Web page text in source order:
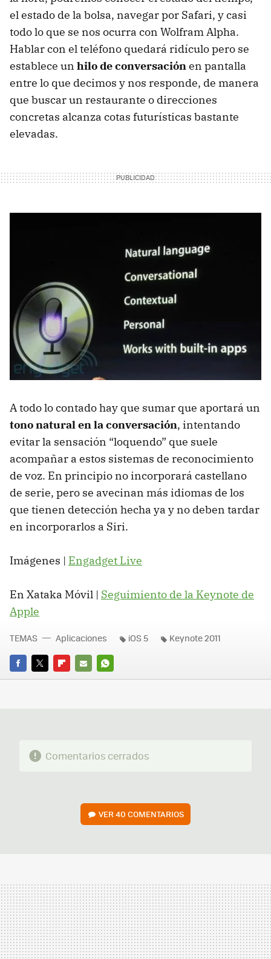
el estado de la bolsa, navegar por Safari, y casi
todo lo que se nos ocurra con Wolfram Alpha.
Hablar con el teléfono quedará ridículo pero se
establece un hilo de conversaciónen pantalla
entre lo que decimos y nos responde, de manera
que buscar un restaurante o direcciones
concretas alcanza cotas futurísticas bastante
elevadas.
A todo lo contado hay que sumar que aportará un
tono natural en la conversación, intentando
evitar la sensación “loquendo” que suele
acompañar a estos sistemas de reconocimiento
de voz. En principio no incorporará castellano
de serie, pero se avecinan más idiomas de los
que tienen detección hecha ya y no deben tardar
en incorporarlos a Siri.
Imágenes | Engadget Live
En Xataka Móvil | Seguimiento de la Keynote de
Apple
FACEBOOK
TWITTERFLIPBOARD
E-
WHATSAPP
TEMAS Aplicaciones iOS 5 Keynote 2011
Comentarios cerrados
VER40 COMENTARIOS